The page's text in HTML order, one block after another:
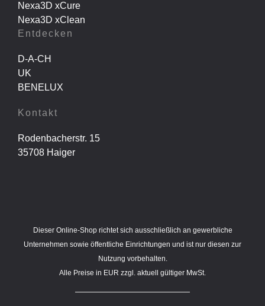
Nexa3D xCure
Nexa3D xClean
Entdecken
D-A-CH
UK
BENELUX
Kontakt
Rodenbacherstr. 15
35708 Haiger
Dieser Online-Shop richtet sich ausschließlich an gewerbliche
Unternehmen sowie öffentliche Einrichtungen und ist nur diesen zur
Nutzung vorbehalten.
Alle Preise in EUR zzgl. aktuell gültiger MwSt.